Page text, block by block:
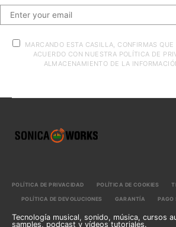
MARCANDO ESTA CASILLA, CONFIRMAS
ACUERDO CON NUESTRA POLÍTICA DE
ALMACENAMIENTO DE LA
POLÍTICA DE PRIVACIDAD POLÍTICA DE COOKIES
POLÍTICA DE DEVOLUCIONES GARANTÍA PAGO
Tecnología musical, sonido, música, cursos
samples, podcast y vídeos tutoriales.